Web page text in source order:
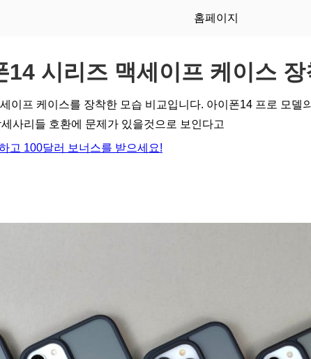
홈페이지
14 시리즈 맥세이프 케이스 장
이프 케이스를 장착한 모습 비교입니다. 아이폰14 프로 모델
사리들 호환에 문제가 있을것으로 보인다고
고 100달러 보너스를 받으세요!